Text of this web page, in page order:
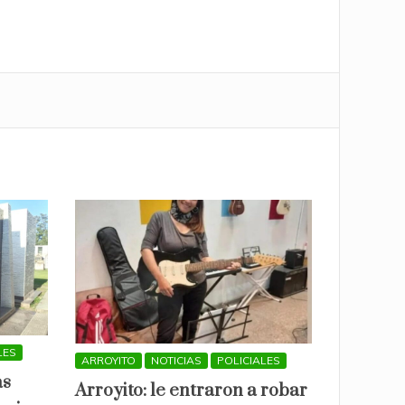
ARROYITO NOTICIAS POLICIALES
Arroyito: le entraron a robar